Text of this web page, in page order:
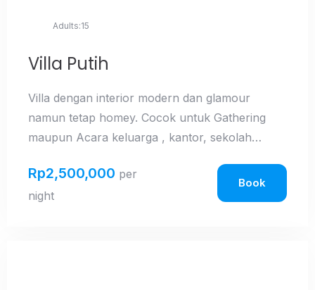
Villa Putih
Villa dengan interior modern dan glamour
namun tetap homey. Cocok untuk Gathering
maupun Acara keluarga , kantor, sekolah
hari biasa. Dilengkapi dengan Gazebo untuk
bersantai dan taman yang luas dengan
Adults:15
Rp2,500,000 per
night
Book